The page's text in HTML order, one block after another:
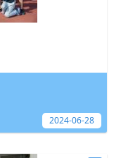
2024-06-28